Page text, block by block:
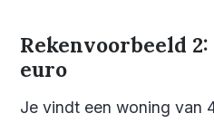
Rekenvoorbeeld
euro
Je vindt een woning van